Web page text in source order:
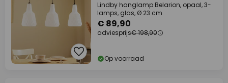
Lindby hanglamp Belarion, opaal, 3-
lamps, glas, Ø 23 cm
€ 89,90
adviesprijs€ 198,90
Op voorraad